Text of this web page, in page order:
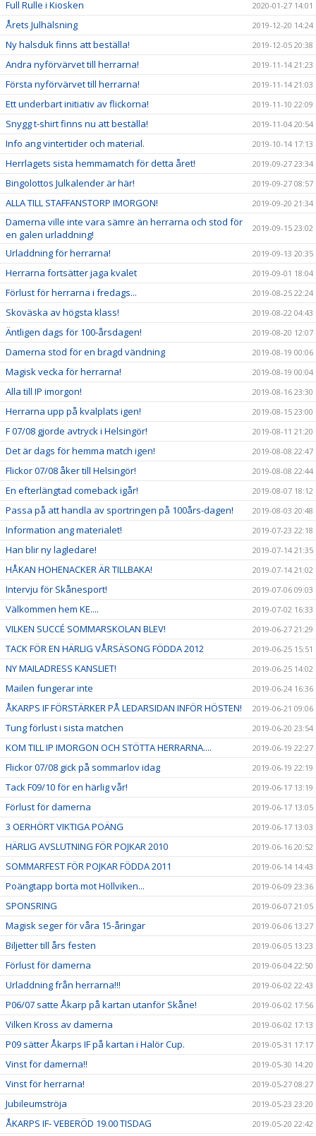
Full Rulle i Kiosken 2020-01-27 14:01
Årets Julhälsning 2019-12-20 14:24
Ny halsduk finns att beställa! 2019-12-05 20:38
Andra nyförvärvet till herrarna! 2019-11-14 21:23
Första nyförvärvet till herrarna! 2019-11-14 21:03
Ett underbart initiativ av flickorna! 2019-11-10 22:09
Snygg t-shirt finns nu att beställa! 2019-11-04 20:54
Info ang vintertider och material. 2019-10-14 17:13
Herrlagets sista hemmamatch för detta året! 2019-09-27 23:34
Bingolottos Julkalender är här! 2019-09-27 08:57
ALLA TILL STAFFANSTORP IMORGON! 2019-09-20 21:34
Damerna ville inte vara sämre än herrarna och stod för
en galen urladdning!
2019-09-15 23:02
Urladdning för herrarna! 2019-09-13 20:35
Herrarna fortsätter jaga kvalet 2019-09-01 18:04
Förlust för herrarna i fredags... 2019-08-25 22:24
Skoväska av högsta klass! 2019-08-22 04:43
Äntligen dags för 100-årsdagen! 2019-08-20 12:07
Damerna stod för en bragd vändning 2019-08-19 00:06
Magisk vecka för herrarna! 2019-08-19 00:04
Alla till IP imorgon! 2019-08-16 23:30
Herrarna upp på kvalplats igen! 2019-08-15 23:00
F 07/08 gjorde avtryck i Helsingör! 2019-08-11 21:20
Det är dags för hemma match igen! 2019-08-08 22:47
Flickor 07/08 åker till Helsingör! 2019-08-08 22:44
En efterlängtad comeback igår! 2019-08-07 18:12
Passa på att handla av sportringen på 100års-dagen! 2019-08-03 20:48
Information ang materialet! 2019-07-23 22:18
Han blir ny lagledare! 2019-07-14 21:35
HÅKAN HOHENACKER ÄR TILLBAKA! 2019-07-14 21:02
Intervju för Skånesport! 2019-07-06 09:03
Välkommen hem KE.... 2019-07-02 16:33
VILKEN SUCCÉ SOMMARSKOLAN BLEV! 2019-06-27 21:29
TACK FÖR EN HÄRLIG VÅRSÄSONG FÖDDA 2012 2019-06-25 15:51
NY MAILADRESS KANSLIET! 2019-06-25 14:02
Mailen fungerar inte 2019-06-24 16:36
ÅKARPS IF FÖRSTÄRKER PÅ LEDARSIDAN INFÖR HÖSTEN! 2019-06-21 09:06
Tung förlust i sista matchen 2019-06-20 23:54
KOM TILL IP IMORGON OCH STÖTTA HERRARNA.... 2019-06-19 22:27
Flickor 07/08 gick på sommarlov idag 2019-06-19 22:19
Tack F09/10 för en härlig vår! 2019-06-17 13:19
Förlust för damerna 2019-06-17 13:05
3 OERHÖRT VIKTIGA POÄNG 2019-06-17 13:03
HÄRLIG AVSLUTNING FÖR POJKAR 2010 2019-06-16 20:52
SOMMARFEST FÖR POJKAR FÖDDA 2011 2019-06-14 14:43
Poängtapp borta mot Höllviken... 2019-06-09 23:36
SPONSRING 2019-06-07 21:05
Magisk seger för våra 15-åringar 2019-06-06 13:27
Biljetter till års festen 2019-06-05 13:23
Förlust för damerna 2019-06-04 22:50
Urladdning från herrarna!!! 2019-06-02 22:43
P06/07 satte Åkarp på kartan utanför Skåne! 2019-06-02 17:56
Vilken Kross av damerna 2019-06-02 17:13
P09 sätter Åkarps IF på kartan i Halör Cup. 2019-05-31 17:17
Vinst för damerna!! 2019-05-30 14:20
Vinst för herrarna! 2019-05-27 08:27
Jubileumströja 2019-05-23 23:20
ÅKARPS IF- VEBERÖD 19.00 TISDAG 2019-05-20 22:42